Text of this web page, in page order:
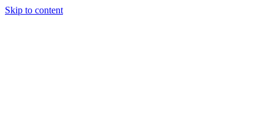
Skip to content